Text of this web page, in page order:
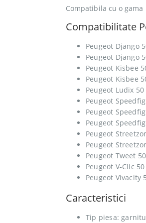
Compatibila cu o
Compatibilitate
Peugeot Django
Peugeot Django
Peugeot Kisbee
Peugeot Kisbee
Peugeot Ludix 50
Peugeot
Peugeot
Peugeot
Peugeot
Peugeot
Peugeot Tweet
Peugeot V-Clic
Peugeot Vivacity
Caracteristici
Tip piesa: